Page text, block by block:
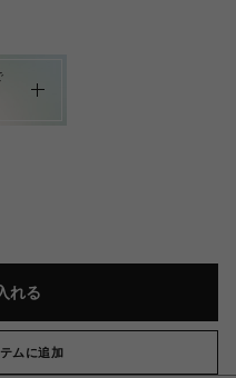
れる
ムに追加